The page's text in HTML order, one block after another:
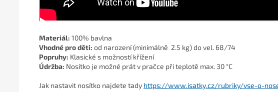
Materiál: 100% bavlna
Vhodné pro děti: od narození (minimálně 2.5 kg) do vel. 68/74
Popruhy: Klasické s možností křížení
Údržba: Nosítko je možné prát v pračce při teplotě max. 30 °C
Jak nastavit nosítko najdete tady https://www.isatky.cz/rubriky/vse-o-